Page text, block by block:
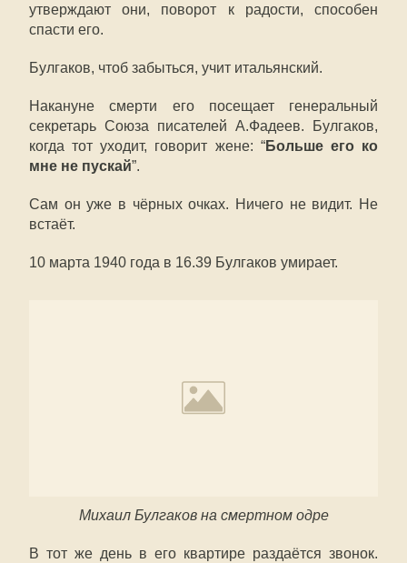
утверждают они, поворот к радости, способен
спасти его.
Булгаков, чтоб забыться, учит итальянский.
Накануне смерти его посещает генеральный
секретарь Союза писателей А.Фадеев. Булгаков,
когда тот уходит, говорит жене: “Больше его ко
мне не пускай”.
Сам он уже в чёрных очках. Ничего не видит. Не
встаёт.
10 марта 1940 года в 16.39 Булгаков умирает.
Михаил Булгаков на смертном одре
В тот же день в его квартире раздаётся звонок.